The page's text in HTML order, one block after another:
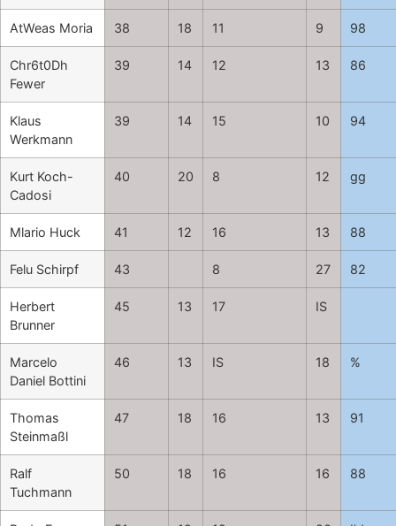
AtWeas Moria 38 18 11 9 98
Chr6t0Dh
Fewer
39 14 12 13 86
Klaus
Werkmann
39 14 15 10 94
Kurt Koch-
Cadosi
40 20 8 12 gg
Mlario Huck 41 12 16 13 88
Felu Schirpf 43 8 27 82
Herbert
Brunner
45 13 17 IS
Marcelo
Daniel Bottini
46 13 IS 18 %
Thomas
Steinmaßl
47 18 16 13 91
Ralf
Tuchmann
50 18 16 16 88